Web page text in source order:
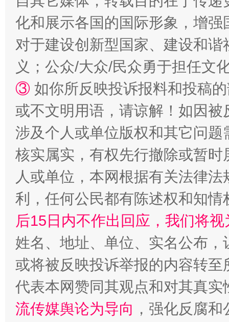
镜头丨大暑三秋近 山西：
如何以同查同治破解风腐交织难题 养老服
完善运行机制助力责任有效落实
化和展示各国的国际形象，增
对于建设创新型国家、建设和
义；公众/大众/民众勇于担任文
③ 如你所反映投诉报料和投稿
或不文明用语，请谅解！如因
涉及个人或单位版权和其它问题
核实属实，有权先行撤除或暂
人或单位，本网根据有关法律
利，任何公民都有陈述权和知情
后15日内不作出回应，我们将
姓名、地址、单位、实名公布
或将被反映投诉举报的内容转
代表本网赞同其观点和对其真实
流传媒舆论为导向 ，强化反腐